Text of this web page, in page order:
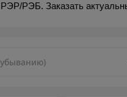
РЭБ. Заказать